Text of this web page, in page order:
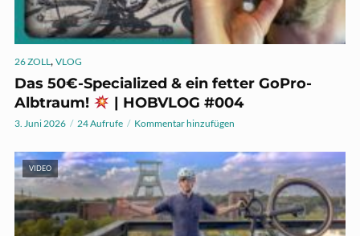
26 ZOLL, VLOG
Das 50€-Specialized & ein fetter GoPro-
Albtraum!
| HOBVLOG #004
3. Juni 2026 24 Aufrufe Kommentar hinzufügen
VIDEO